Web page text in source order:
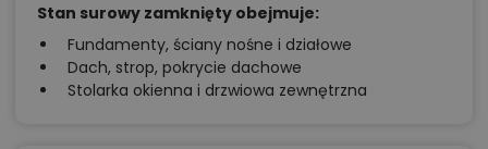
Stan surowy zamknięty obejmuje:
Fundamenty, ściany nośne i działowe
Dach, strop, pokrycie dachowe
Stolarka okienna i drzwiowa zewnętrzna